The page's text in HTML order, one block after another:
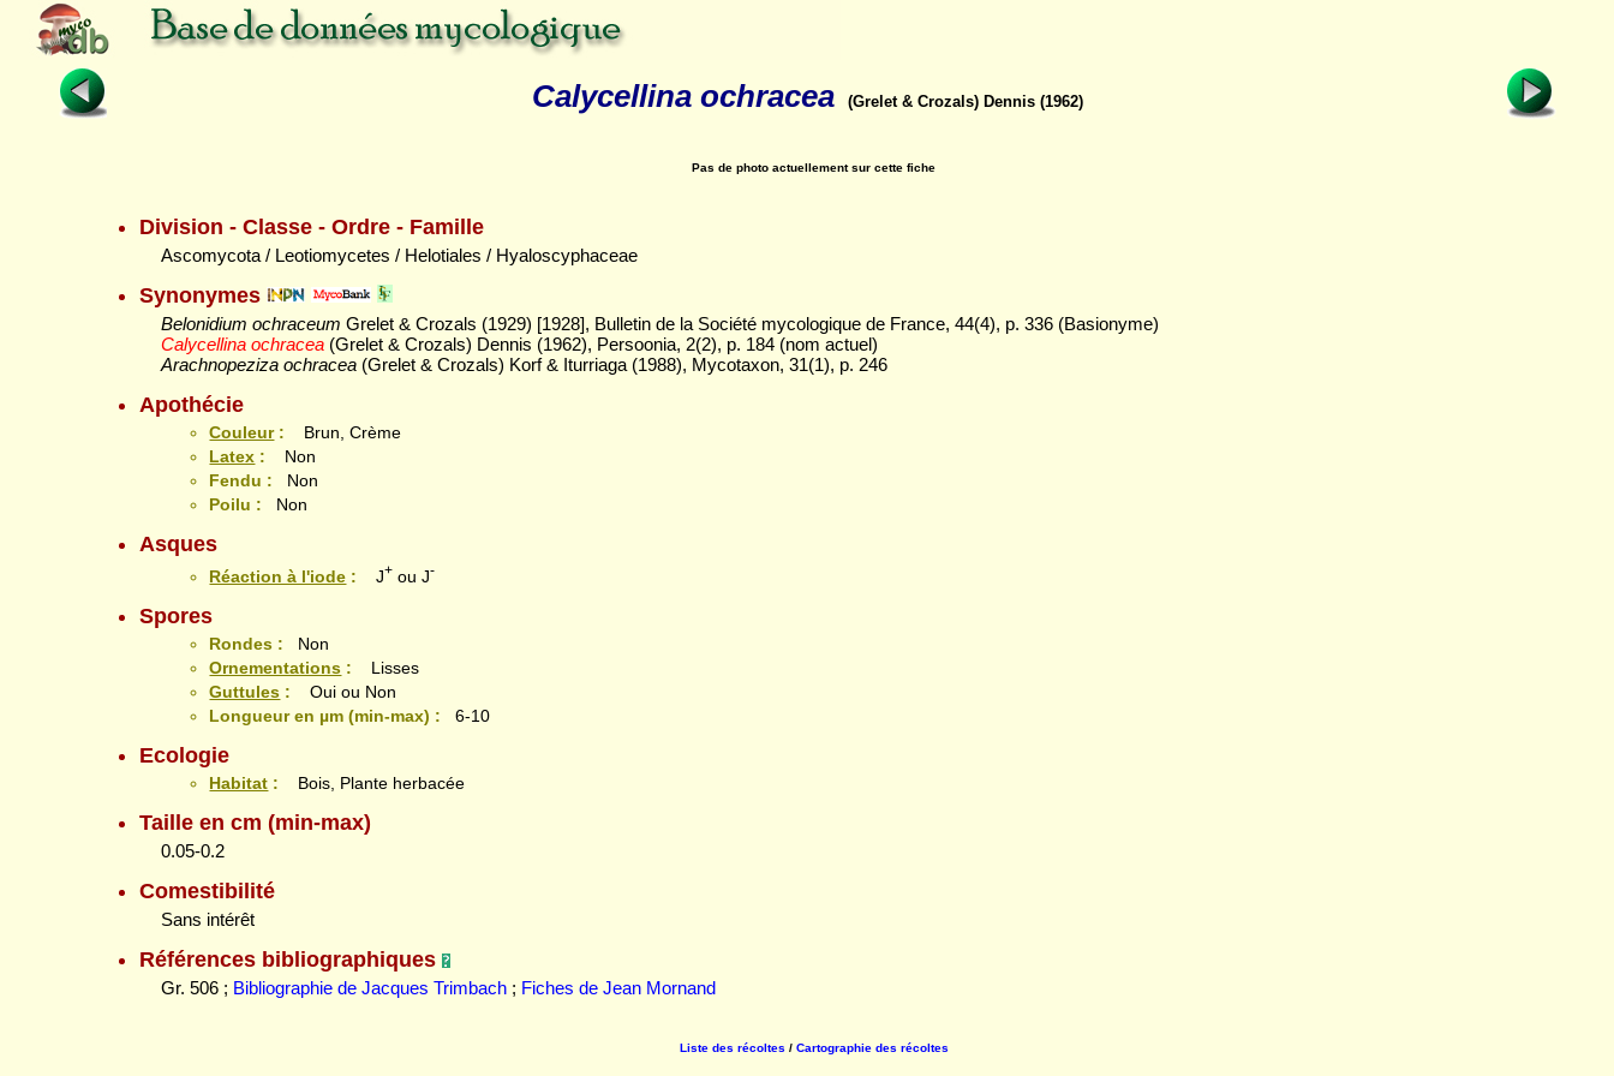
Calycellina ochracea (Grelet & Crozals) Dennis (1962)
Pas de photo actuellement sur cette fiche
Division - Classe - Ordre - Famille
Ascomycota / Leotiomycetes / Helotiales / Hyaloscyphaceae
Synonymes
Belonidium ochraceum Grelet & Crozals (1929) [1928], Bulletin de la Société mycologique de France, 44(4), p. 336 (Basionyme)
Calycellina ochracea (Grelet & Crozals) Dennis (1962), Persoonia, 2(2), p. 184 (nom actuel)
Arachnopeziza ochracea (Grelet & Crozals) Korf & Iturriaga (1988), Mycotaxon, 31(1), p. 246
Apothécie
Couleur:
Brun, Crème
Latex :
Non
Fendu :
Non
Poilu :
Non
Asques
Réaction à l'iode : J+ou J-
Spores
Rondes :
Non
Ornementations :
Lisses
Guttules :
Oui ou Non
Longueur en µm (min-max) :
6-10
Ecologie
Habitat : Bois, Plante herbacée
Taille en cm (min-max)
0.05-0.2
Comestibilité
Sans intérêt
Références bibliographiques
Gr. 506 ; Bibliographie de Jacques Trimbach ; Fiches de Jean Mornand
Liste des récoltes / Cartographie des récoltes